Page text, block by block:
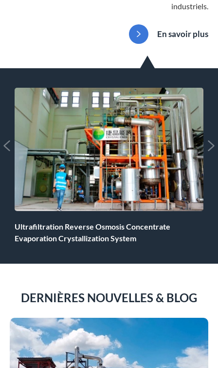
industriels.
 En savoir plus
Ultrafiltration Reverse Osmosis Concentrate
Evaporation Crystallization System
 
DERNIÈRES NOUVELLES & BLOG